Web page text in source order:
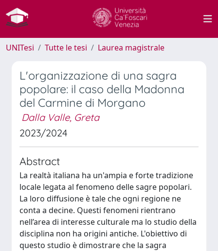
UNITesi Tutte le tesi Laurea magistrale
L'organizzazione di una sagra
popolare: il caso della Madonna
del Carmine di Morgano
Dalla Valle, Greta
2023/2024
Abstract
La realtà italiana ha un'ampia e forte tradizione
locale legata al fenomeno delle sagre popolari.
La loro diffusione è tale che ogni regione ne
conta a decine. Questi fenomeni rientrano
nell’area di interesse culturale ma lo studio della
disciplina non ha origini antiche. L'obiettivo di
questo studio è dimostrare che la sagra